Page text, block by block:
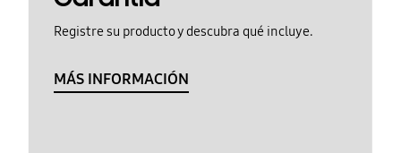
Registre su producto y descubra qué incluye.
MÁS INFORMACIÓN